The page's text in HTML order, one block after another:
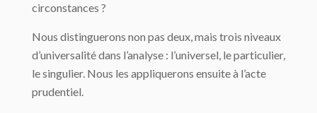
circonstances ?
Nous distinguerons non pas deux, mais trois niveaux
d’universalité dans l’analyse : l’universel, le particulier,
le singulier. Nous les appliquerons ensuite à l’acte
prudentiel.